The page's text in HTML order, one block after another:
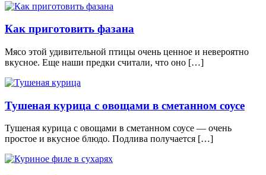
Как приготовить фазана
Мясо этой удивительной птицы очень ценное и невероятно
вкусное. Еще наши предки считали, что оно […]
Тушеная курица с овощами в сметанном соусе
Тушеная курица с овощами в сметанном соусе — очень
простое и вкусное блюдо. Подлива получается […]